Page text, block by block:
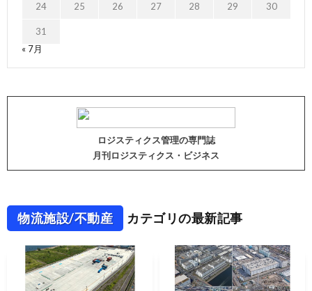
24 25 26 27 28 29 30
31
« 7月
ロジスティクス管理の専門誌
月刊ロジスティクス・ビジネス
物流施設/不動産 カテゴリの最新記事